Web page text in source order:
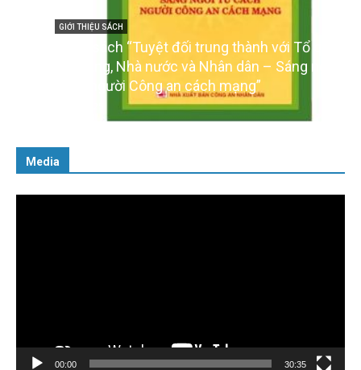
GIỚI THIỆU SÁCH
Cuốn sách “Tuyệt đối trung thành với Tổ quốc,
với Đảng, Nhà nước và Nhân dân – Sáng ngời tư
cách người Công an cách mạng”
Media
00:00 30:35